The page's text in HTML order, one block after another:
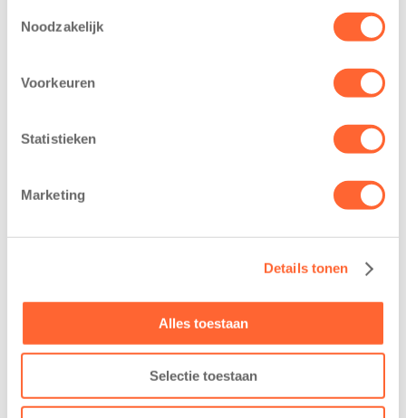
Noodzakelijk
Voorkeuren
Statistieken
Marketing
Details tonen
Alles toestaan
Selectie toestaan
Leeuwarden
Kinderopvang
belangrijke stap
gezet voor de
realisatie van een
de wijk Wiarda in
Leeuwarden Zuid.
Na…
Menzis 4 Mijl
van Groningen
Noord-Nederland
extra in de
Kinderopvang is
namelijk de
nieuwe
naamsponsor